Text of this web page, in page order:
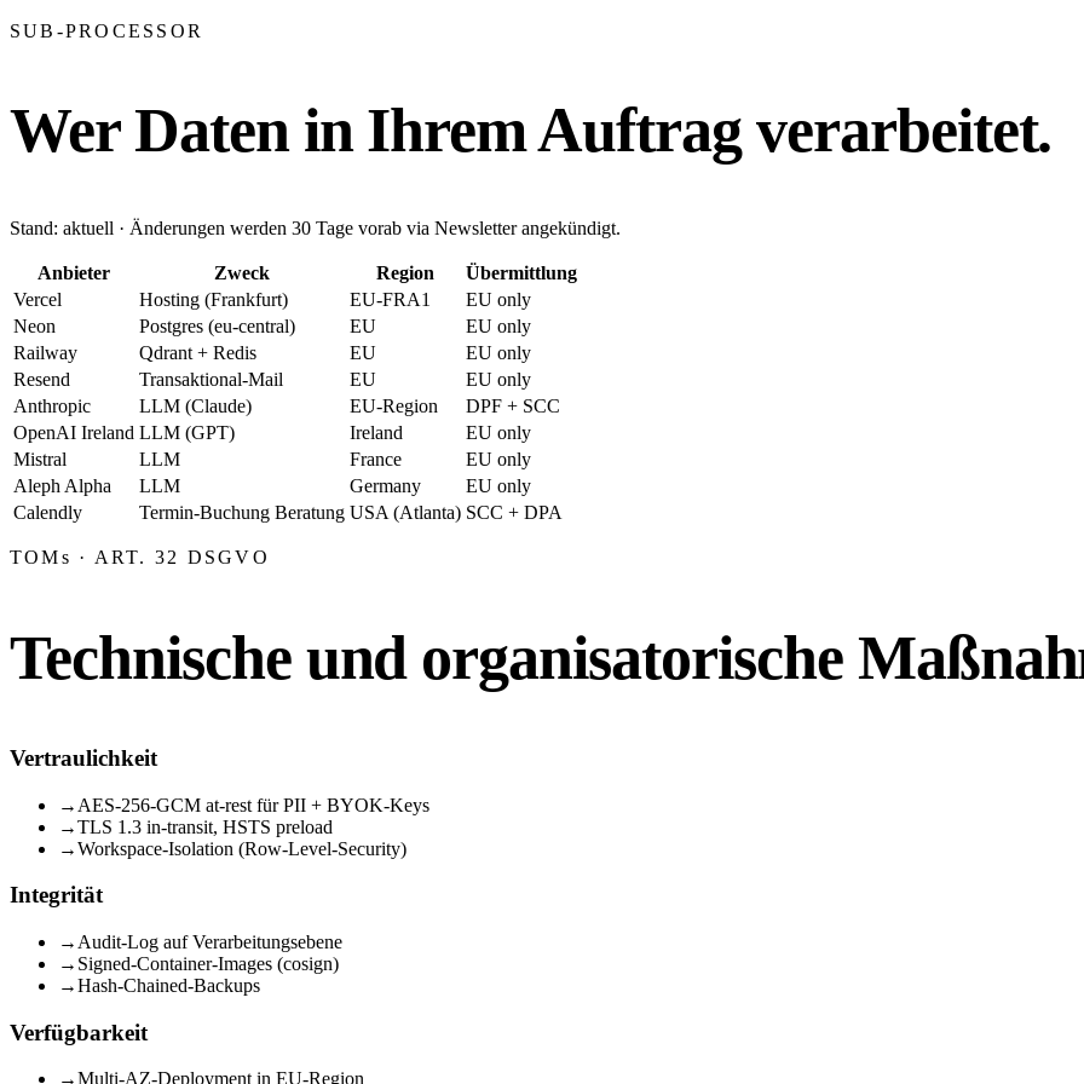
SUB-PROCESSOR
Wer Daten in Ihrem Auftrag verarbeitet.
Stand: aktuell · Änderungen werden 30 Tage vorab via Newsletter angekündigt.
Anbieter Zweck Region
Übermittlung
Vercel
Hosting (Frankfurt) EU-FRA1
EU only
Neon
Postgres (eu-central) EU
EU only
Railway
Qdrant + Redis EU
EU only
Resend
Transaktional-Mail EU
EU only
Anthropic
LLM (Claude) EU-Region
DPF + SCC
OpenAI Ireland LLM (GPT) Ireland
EU only
Mistral
LLM France
EU only
Aleph Alpha
LLM Germany
EU only
Calendly
Termin-Buchung Beratung USA (Atlanta) SCC + DPA
TOMs · ART. 32 DSGVO
Technische und organisatorische
Vertraulichkeit
→ AES-256-GCM at-rest für PII + BYOK-Keys
→TLS 1.3 in-transit, HSTS preload
→Workspace-Isolation (Row-Level-Security)
Integrität
→ Audit-Log auf Verarbeitungsebene
→ Signed-Container-Images (cosign)
→Hash-Chained-Backups
Verfügbarkeit
→Multi-AZ-Deployment in EU-Region